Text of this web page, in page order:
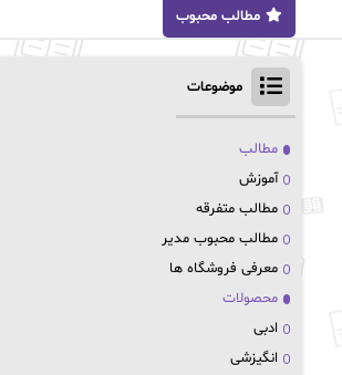
مطالب محبوب
موضوعات
مطالب
آموزش
مطالب متفرقه
مطالب محبوب مدیر
معرفی فروشگاه ها
محصولات
ادبی
انگیزشی